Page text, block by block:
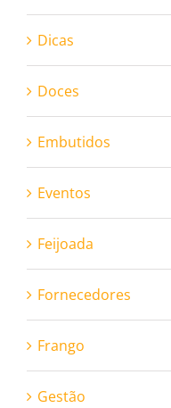
Dicas
Doces
Embutidos
Eventos
Feijoada
Fornecedores
Frango
Gestão